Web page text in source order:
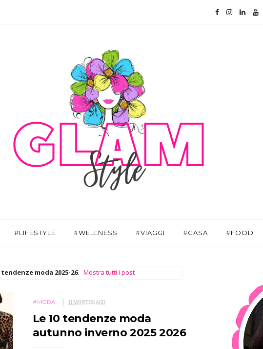
#LIFESTYLE #WELLNESS #VIAGGI #CASA #FOOD
tendenze moda 2025-26. Mostra tutti i post
#MODA 11 MONTHS AGO
Le 10 tendenze moda
autunno inverno 2025 2026